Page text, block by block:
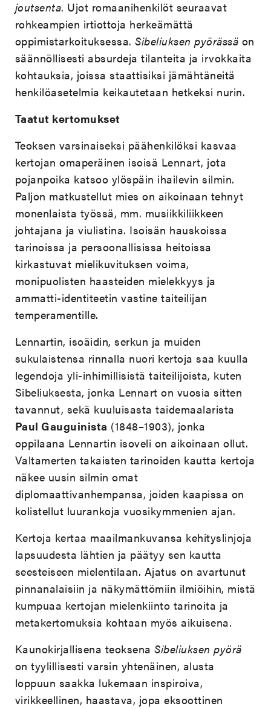
joutsenta. Ujot romaanihenkilöt seuraavat
rohkeampien irtiottoja herkeämättä
oppimistarkoituksessa.Sibeliuksen pyörässä on
säännöllisesti absurdeja tilanteita ja irvokkaita
kohtauksia, joissa staattisiksi jämähtäneitä
henkilöasetelmia keikautetaan hetkeksi nurin.
Taatut kertomukset
Teoksen varsinaiseksi päähenkilöksi kasvaa
kertojan omaperäinen isoisä Lennart, jota
pojanpoika katsoo ylöspäin ihailevin silmin.
Paljon matkustellut mies on aikoinaan tehnyt
monenlaista työssä, mm. musiikkiliikkeen
johtajana ja viulistina. Isoisän hauskoissa
tarinoissa ja persoonallisissa heitoissa
kirkastuvat mielikuvituksen voima,
monipuolisten haasteiden mielekkyys ja
ammatti-identiteetin vastine taiteilijan
temperamentille.
Lennartin, isoäidin, serkun ja muiden
sukulaistensa rinnalla nuori kertoja saa kuulla
legendoja yli-inhimillisistä taiteilijoista, kuten
Sibeliuksesta, jonka Lennart on vuosia sitten
tavannut, sekä kuuluisasta taidemaalarista
Paul Gauguinista (1848–1903), jonka
oppilaana Lennartin isoveli on aikoinaan ollut.
Valtamerten takaisten tarinoiden kautta kertoja
näkee uusin silmin omat
diplomaattivanhempansa, joiden kaapissa on
kolistellut luurankoja vuosikymmenien ajan.
Kertoja kertaa maailmankuvansa kehityslinjoja
lapsuudesta lähtien ja päätyy sen kautta
seesteiseen mielentilaan. Ajatus on avartunut
pinnanalaisiin ja näkymättömiin ilmiöihin, mistä
kumpuaa kertojan mielenkiinto tarinoita ja
metakertomuksia kohtaan myös aikuisena.
Kaunokirjallisena teoksenaSibeliuksen pyörä
on tyylillisesti varsin yhtenäinen, alusta
loppuun saakka lukemaan inspiroiva,
virikkeellinen, haastava, jopa eksoottinen